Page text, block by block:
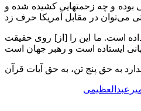
بوده و چه زحمتهایی کشیده شده و
است. ما این را [از] روی حقیقت